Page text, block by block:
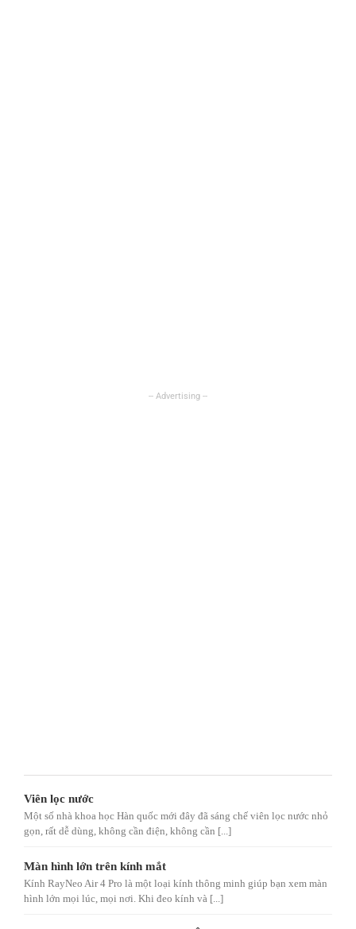
Viên lọc nước
Một số nhà khoa học Hàn quốc mới đây đã sáng chế viên lọc nước nhỏ
gọn, rất dễ dùng, không cần điện, không cần [...]
Màn hình lớn trên kính mắt
Kính RayNeo Air 4 Pro là một loại kính thông minh giúp bạn xem màn
hình lớn mọi lúc, mọi nơi. Khi đeo kính và [...]